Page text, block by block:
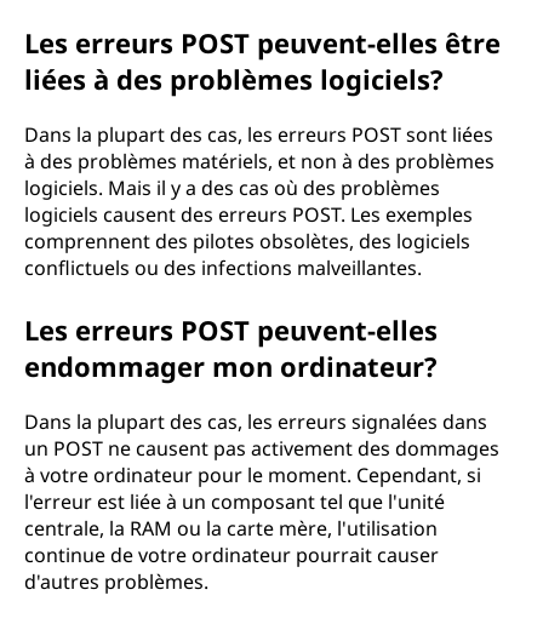
Les erreurs POST peuvent-elles être
liées à des problèmes logiciels?
Dans la plupart des cas, les erreurs POST sont liées
à des problèmes matériels, et non à des problèmes
logiciels. Mais il y a des cas où des problèmes
logiciels causent des erreurs POST. Les exemples
comprennent des pilotes obsolètes, des logiciels
conflictuels ou des infections malveillantes.
Les erreurs POST peuvent-elles
endommager mon ordinateur?
Dans la plupart des cas, les erreurs signalées dans
un POST ne causent pas activement des dommages
à votre ordinateur pour le moment. Cependant, si
l'erreur est liée à un composant tel que l'unité
centrale, la RAM ou la carte mère, l'utilisation
continue de votre ordinateur pourrait causer
d'autres problèmes.